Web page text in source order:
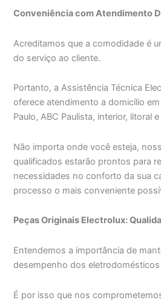
Conveniência com Atendimento
Acreditamos que a comodidade é
do serviço ao cliente.
Portanto, a Assistência Técnica
oferece atendimento a domicílio em
Paulo, ABC Paulista, interior, litoral
Não importa onde você esteja,
qualificados estarão prontos para
necessidades no conforto da sua
processo o mais conveniente
Peças Originais Electrolux:
Entendemos a importância de
desempenho dos eletrodomésticos
É por isso que nos